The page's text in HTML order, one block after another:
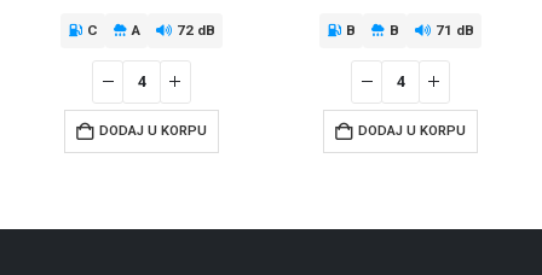
C A 72 dB
DODAJ U KORPU
B B 71 dB
DODAJ U KORPU